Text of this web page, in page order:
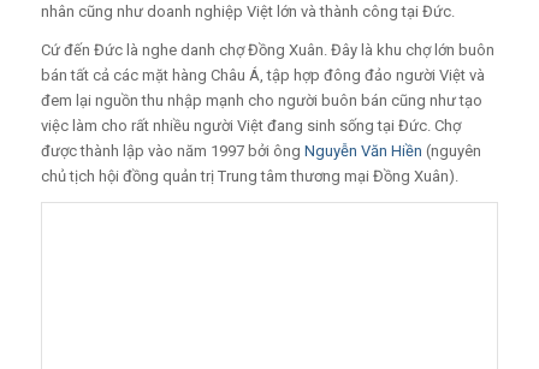
nhân cũng như doanh nghiệp Việt lớn và thành công tại Đức.
Cứ đến Đức là nghe danh chợ Đồng Xuân. Đây là khu chợ lớn buôn
bán tất cả các mặt hàng Châu Á, tập hợp đông đảo người Việt và
đem lại nguồn thu nhập mạnh cho người buôn bán cũng như tạo
việc làm cho rất nhiều người Việt đang sinh sống tại Đức. Chợ
được thành lập vào năm 1997 bởi ông Nguyễn Văn Hiền (nguyên
chủ tịch hội đồng quản trị Trung tâm thương mại Đồng Xuân).